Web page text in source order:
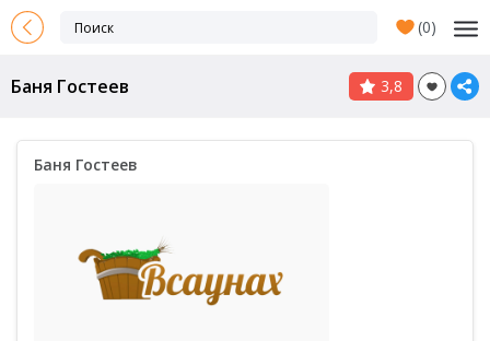
(0)
Баня Гостеев 3,8
Баня Гостеев